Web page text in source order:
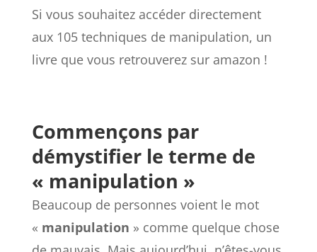
Si vous souhaitez accéder directement
aux 105 techniques de manipulation, un
livre que vous retrouverez sur amazon !
Commençons par
démystifier le terme de
« manipulation »
Beaucoup de personnes voient le mot
« manipulation » comme quelque chose